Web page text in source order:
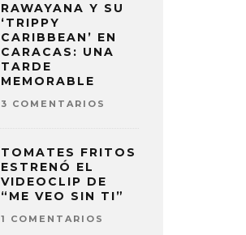
RAWAYANA Y SU
‘TRIPPY
CARIBBEAN’ EN
CARACAS: UNA
TARDE
MEMORABLE
3 COMENTARIOS
TOMATES FRITOS
ESTRENÓ EL
VIDEOCLIP DE
“ME VEO SIN TI”
1 COMENTARIOS